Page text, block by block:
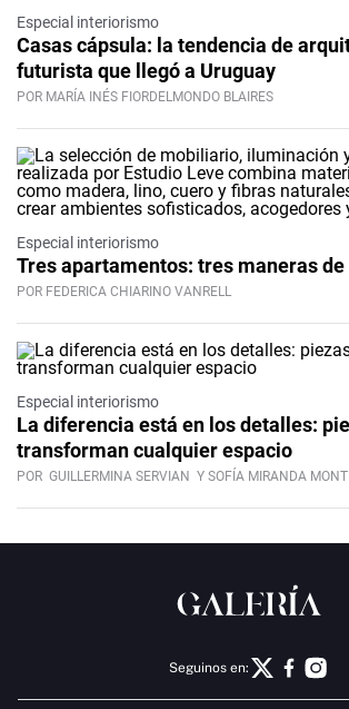
Especial interiorismo
Casas cápsula: la tendencia de
futurista que llegó a Uruguay
POR MARÍA INÉS FIORDELMONDO BLAIRES
Especial interiorismo
Tres apartamentos: tres maneras
POR FEDERICA CHIARINO VANRELL
Especial interiorismo
La diferencia está en los detalles:
transforman cualquier espacio
POR GUILLERMINA SERVIAN Y SOFÍA MIRANDA
Seguinos en: